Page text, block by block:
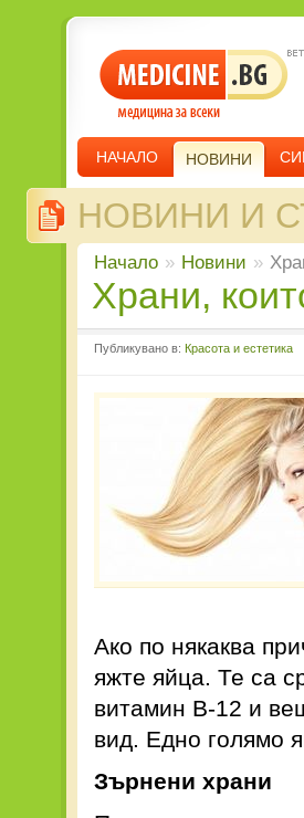
НАЧАЛО НОВИНИ
НОВИНИ И
Начало » Новини »
Храни,
Публикувано в: Красота и естетика
Ако по някаква
яжте яйца. Те са
витамин B-12 и
вид. Едно голямо
Зърнени храни